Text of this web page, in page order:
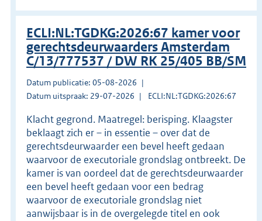
ECLI:NL:TGDKG:2026:67 kamer voor
gerechtsdeurwaarders Amsterdam
C/13/777537 / DW RK 25/405 BB/SM
Datum publicatie: 05-08-2026
Datum uitspraak: 29-07-2026
ECLI:NL:TGDKG:2026:67
Klacht gegrond. Maatregel: berisping. Klaagster
beklaagt zich er – in essentie – over dat de
gerechtsdeurwaarder een bevel heeft gedaan
waarvoor de executoriale grondslag ontbreekt. De
kamer is van oordeel dat de gerechtsdeurwaarder
een bevel heeft gedaan voor een bedrag
waarvoor de executoriale grondslag niet
aanwijsbaar is in de overgelegde titel en ook